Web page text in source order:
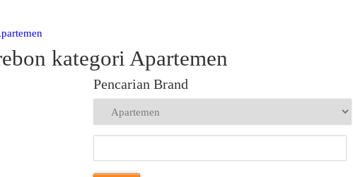
kategori Apartemen
Pencarian Brand